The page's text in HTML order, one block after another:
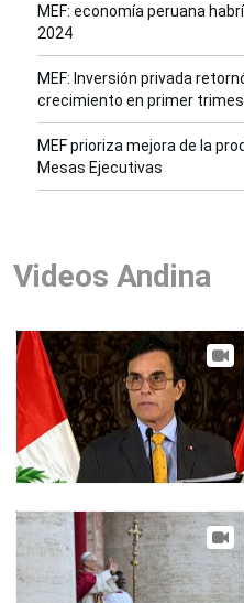
MEF: economía peruana
2024
MEF: Inversión privada
crecimiento en primer
MEF prioriza mejora de la
Mesas Ejecutivas
Videos Andina